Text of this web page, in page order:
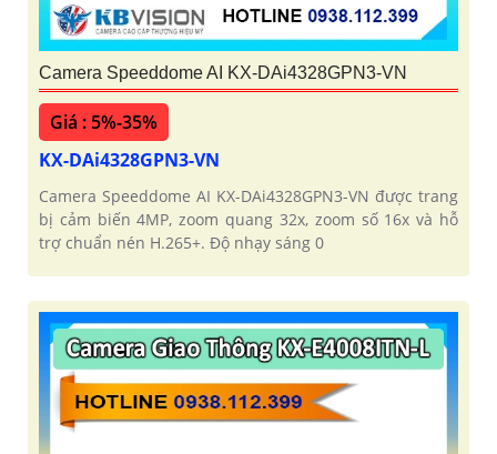
Camera Speeddome AI KX-DAi4328GPN3-VN
Giá : 5%-35%
KX-DAi4328GPN3-VN
Camera Speeddome AI KX-DAi4328GPN3-VN được trang
bị cảm biến 4MP, zoom quang 32x, zoom số 16x và hỗ
trợ chuẩn nén H.265+. Độ nhạy sáng 0